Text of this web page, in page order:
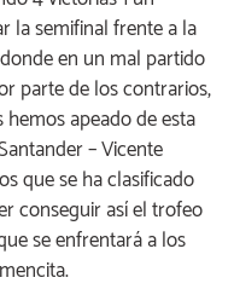
la semifinal frente a la
en un mal partido
parte de los contrarios,
apeado de esta
– Vicente
que se ha clasificado
conseguir así el trofeo
se enfrentará a los